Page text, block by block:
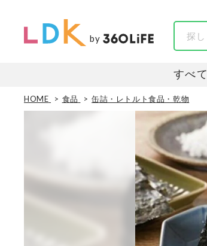
by
すべて
HOME 食品 缶詰・レトルト食品・乾物